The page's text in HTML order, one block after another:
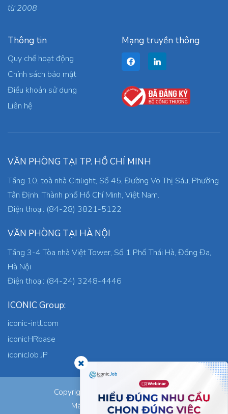
từ 2008
Thông tin
Quy chế hoạt động
Chính sách bảo mật
Điều khoản sử dụng
Liên hệ
Mạng truyền thông
VĂN PHÒNG TẠI TP. HỒ CHÍ MINH
Tầng 10, toà nhà Citilight, Số 45, Đường Võ Thị Sáu, Phường
Tân Định, Thành phố Hồ Chí Minh, Việt Nam.
Điện thoại: (84-28) 3821-5122
VĂN PHÒNG TẠI HÀ NỘI
Tầng 3-4 Tòa nhà Việt Tower, Số 1 Phố Thái Hà, Đống Đa,
Hà Nội
Điện thoại: (84-24) 3248-4446
ICONIC Group:
iconic-intl.com
iconicHRbase
iconicJob JP
Copyright © 2026 ICONIC Co., Ltd.
Mã số thuế: 0305745871